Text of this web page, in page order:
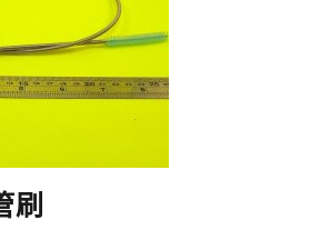
刷